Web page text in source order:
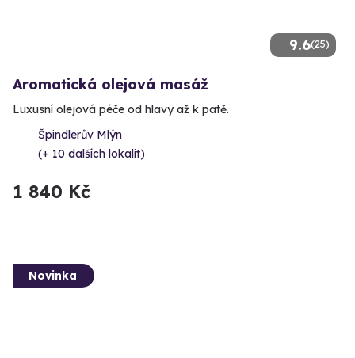
9.6(25)
Aromatická olejová masáž
Luxusní olejová péče od hlavy až k patě.
Špindlerův Mlýn
(+ 10 dalších lokalit)
1 840 Kč
Novinka